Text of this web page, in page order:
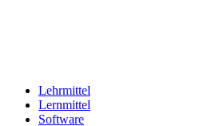
Lehrmittel
Lernmittel
Software